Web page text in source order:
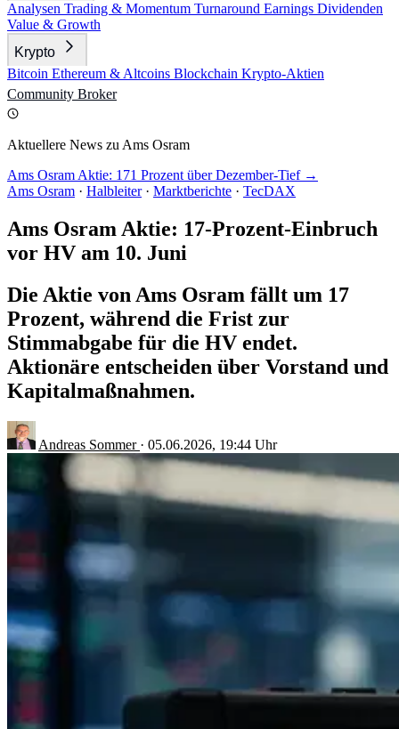
Analysen Trading & Momentum Turnaround Earnings Dividenden
Value & Growth
Krypto
Bitcoin Ethereum & Altcoins Blockchain Krypto-Aktien
Community Broker
Aktuellere News zu Ams Osram
Ams Osram Aktie: 171 Prozent über Dezember-Tief →
Ams Osram · Halbleiter · Marktberichte · TecDAX
Ams Osram Aktie: 17-Prozent-Einbruch
vor HV am 10. Juni
Die Aktie von Ams Osram fällt um 17
Prozent, während die Frist zur
Stimmabgabe für die HV endet.
Aktionäre entscheiden über Vorstand und
Kapitalmaßnahmen.
Andreas Sommer · 05.06.2026, 19:44 Uhr